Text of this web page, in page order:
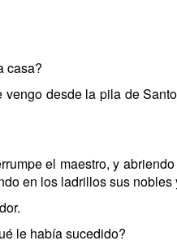
casa?
desde la pila de
el maestro, y
en los ladrillos sus
le había sucedido?